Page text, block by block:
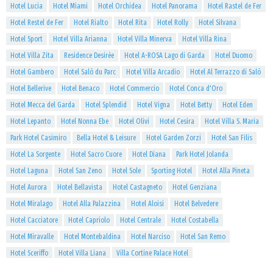
Hotel Lucia
Hotel Miami Hotel Orchidea Hotel Panorama
Hotel Rastel de Fer
Hotel Restel de Fer
Hotel Rialto Hotel Rita Hotel Rolly
Hotel Silvana
Hotel Sport
Hotel Villa Arianna Hotel Villa Minerva
Hotel Villa Rina
Hotel Villa Zita
Residence Desirèe Hotel A-ROSA Lago di Garda
Hotel Duomo
Hotel Gambero
Hotel Salò du Parc Hotel Villa Arcadio
Hotel Al Terrazzo di Salò
Hotel Bellerive
Hotel Benaco Hotel Commercio
Hotel Conca d'Oro
Hotel Mecca del Garda
Hotel Splendid Hotel Vigna Hotel Betty
Hotel Eden
Hotel Lepanto
Hotel Nonna Ebe Hotel Olivi Hotel Cesira
Hotel Villa S. Maria
Park Hotel Casimiro
Bella Hotel & Leisure Hotel Garden Zorzi
Hotel San Filis
Hotel La Sorgente
Hotel Sacro Cuore Hotel Diana
Park Hotel Jolanda
Hotel Laguna
Hotel San Zeno Hotel Sole Sporting Hotel
Hotel Alla Pineta
Hotel Aurora
Hotel Bellavista Hotel Castagneto
Hotel Genziana
Hotel Miralago
Hotel Alla Palazzina Hotel Aloisi
Hotel Belvedere
Hotel Cacciatore
Hotel Capriolo Hotel Centrale
Hotel Costabella
Hotel Miravalle
Hotel Montebaldina Hotel Narciso
Hotel San Remo
Hotel Sceriffo
Hotel Villa Liana
Villa Cortine Palace Hotel